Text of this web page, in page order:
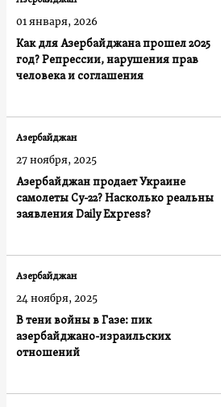
Как для Азербайджана прошел 2025
год? Репрессии, нарушения прав
человека и соглашения
01 января, 2026
Азербайджан продает Украине
самолеты Су-22? Насколько реальны
заявления Daily Express?
Азербайджан
27 ноября, 2025
В тени войны в Газе: пик
азербайджано-израильских
отношений
Азербайджан
24 ноября, 2025